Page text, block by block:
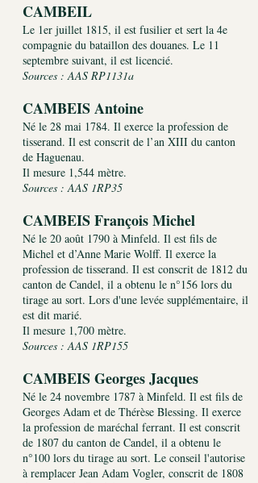
CAMBEIL
Le 1er juillet 1815, il est fusilier et sert la 4e
compagnie du bataillon des douanes. Le 11
septembre suivant, il est licencié.
Sources : AAS RP1131a
CAMBEIS Antoine
Né le 28 mai 1784. Il exerce la profession de
tisserand. Il est conscrit de l’an XIII du canton
de Haguenau.
Il mesure 1,544 mètre.
Sources : AAS 1RP35
CAMBEIS François Michel
Né le 20 août 1790 à Minfeld. Il est fils de
Michel et d’Anne Marie Wolff. Il exerce la
profession de tisserand. Il est conscrit de 1812 du
canton de Candel, il a obtenu le n°156 lors du
tirage au sort. Lors d'une levée supplémentaire, il
est dit marié.
Il mesure 1,700 mètre.
Sources : AAS 1RP155
CAMBEIS Georges Jacques
Né le 24 novembre 1787 à Minfeld. Il est fils de
Georges Adam et de Thérèse Blessing. Il exerce
la profession de maréchal ferrant. Il est conscrit
de 1807 du canton de Candel, il a obtenu le
n°100 lors du tirage au sort. Le conseil l'autorise
à remplacer Jean Adam Vogler, conscrit de 1808